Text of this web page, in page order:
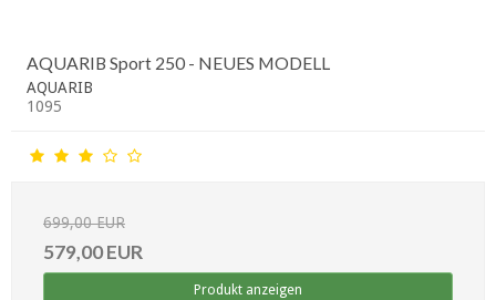
AQUARIB Sport 250 - NEUES MODELL
AQUARIB
1095
699,00 EUR
579,00 EUR
Produkt anzeigen